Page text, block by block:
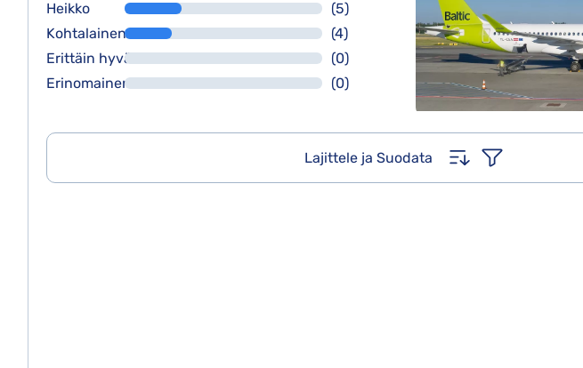
Heikko
(5)
Kohtalainen
(4)
Erittäin hyvä
(0)
Erinomainen
(0)
Lajittele ja Suodata